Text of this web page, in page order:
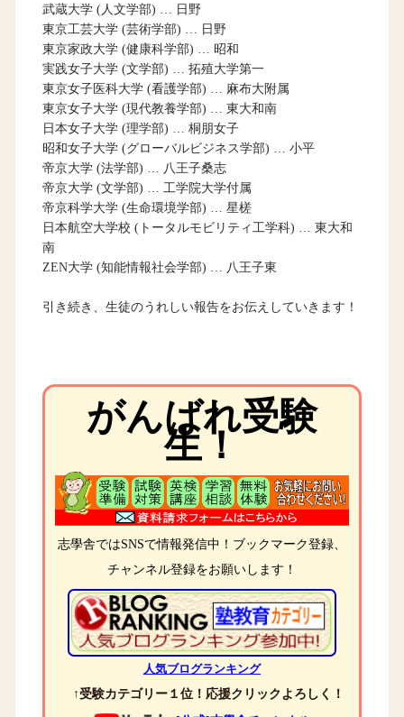
武蔵大学 (人文学部) … 日野
東京工芸大学 (芸術学部) … 日野
東京家政大学 (健康科学部) … 昭和
実践女子大学 (文学部) … 拓殖大学第一
東京女子医科大学 (看護学部) … 麻布大附属
東京女子大学 (現代教養学部) … 東大和南
日本女子大学 (理学部) … 桐朋女子
昭和女子大学 (グローバルビジネス学部) … 小平
帝京大学 (法学部) … 八王子桑志
帝京大学 (文学部) … 工学院大学付属
帝京科学大学 (生命環境学部) … 星槎
日本航空大学校 (トータルモビリティ工学科) … 東大和
南
ZEN大学 (知能情報社会学部) … 八王子東
引き続き、生徒のうれしい報告をお伝えしていきます！
がんばれ受験
生！
志學舎ではSNSで情報発信中！ブックマーク登録、
チャンネル登録をお願いします！
人気ブログランキング
↑受験カテゴリー１位！応援クリックよろしく！